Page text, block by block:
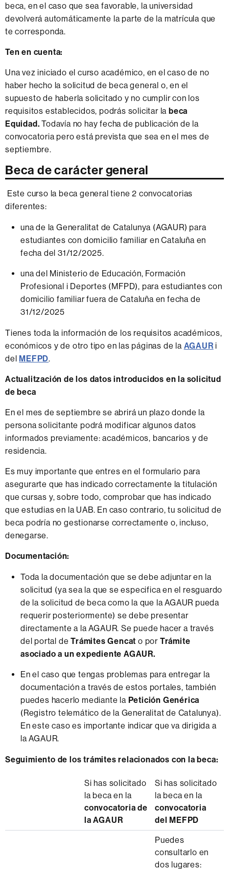
beca, en el caso que sea favorable, la universidad
devolverá automáticamente la parte de la matrícula que
te corresponda.
Ten en cuenta:
Una vez iniciado el curso académico, en el caso de no
haber hecho la solicitud de beca general o, en el
supuesto de haberla solicitado y no cumplir con los
requisitos establecidos, podrás solicitar la beca
Equidad. Todavía no hay fecha de publicación de la
convocatoria pero está prevista que sea en el mes de
septiembre.
Beca de carácter general
Este curso la beca general tiene 2 convocatorias
diferentes:
una de la Generalitat de Catalunya (AGAUR) para
estudiantes con domicilio familiar en Cataluña en
fecha del 31/12/2025.
una del Ministerio de Educación, Formación
Profesional i Deportes (MFPD), para estudiantes con
domicilio familiar fuera de Cataluña en fecha de
31/12/2025
Tienes toda la información de los requisitos académicos,
económicos y de otro tipo en las páginas de la AGAUR i
delMEFPD.
Actualitzación de los datos introducidos en la solicitud
de beca
En el mes de septiembre se abrirá un plazo donde la
persona solicitante podrá modificar algunos datos
informados previamente: académicos, bancarios y de
residencia.
Es muy importante que entres en el formulario para
asegurarte que has indicado correctamente la titulación
que cursas y, sobre todo, comprobar que has indicado
que estudias en la UAB. En caso contrario, tu solicitud de
beca podría no gestionarse correctamente o, incluso,
denegarse.
Documentación:
Toda la documentación que se debe adjuntar en la
solicitud (ya sea la que se especifica en el resguardo
de la solicitud de beca como la que la AGAUR pueda
requerir posteriormente) se debe presentar
directamente a la AGAUR. Se puede hacer a través
del portal deTrámites Gencat o por Trámite
asociado a un expediente AGAUR.
En el caso que tengas problemas para entregar la
documentación a través de estos portales, también
puedes hacerlo mediante la Petición Genérica
(Registro telemático de la Generalitat de Catalunya).
En este caso es importante indicar que va dirigida a
la AGAUR.
Seguimiento de los trámites relacionados con la beca:
Si has solicitado
la beca en la
convocatoria de
la AGAUR
Si has solicitado
la beca en la
convocatoria
del MEFPD
Puedes
consultarlo en
dos lugares: